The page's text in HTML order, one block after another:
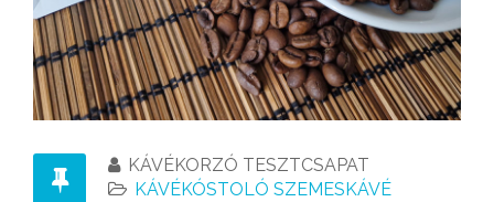
KÁVÉKORZÓ TESZTCSAPAT
KÁVÉKÓSTOLÓ SZEMESKÁVÉ